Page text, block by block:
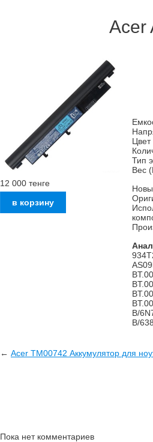
Acer
12 000 тенге
Тип
Вес
B/
B/
← Acer TM00742 Аккумулятор для
Пока нет комментариев